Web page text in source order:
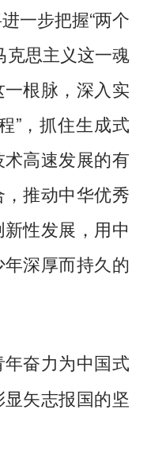
一步把握“两个
克思主义这一魂
根脉，深入实
”，抓住生成式
高速发展的有
推动中华优秀
性发展，用中
深厚而持久的
奋力为中国式
矢志报国的坚